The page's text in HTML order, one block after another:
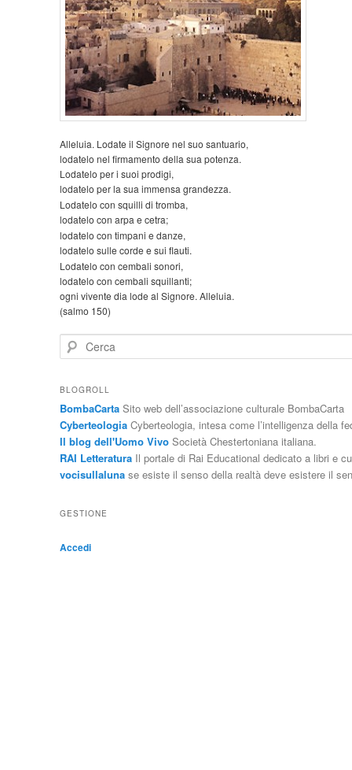
Alleluia. Lodate il Signore nel suo santuario,
lodatelo nel firmamento della sua potenza.
Lodatelo per i suoi prodigi,
lodatelo per la sua immensa grandezza.
Lodatelo con squilli di tromba,
lodatelo con arpa e cetra;
lodatelo con timpani e danze,
lodatelo sulle corde e sui flauti.
Lodatelo con cembali sonori,
lodatelo con cembali squillanti;
ogni vivente dia lode al Signore. Alleluia.
(salmo 150)
e
c
BLOGROLL
BombaCarta Sito web dell’associazione culturale BombaCarta
Cyberteologia Cyberteologia, intesa come l’intelligenza della
Il blog dell'Uomo Vivo Società Chestertoniana italiana.
RAI Letteratura Il portale di Rai Educational dedicato a libri e
vocisullaluna se esiste il senso della realtà deve esistere il
GESTIONE
Accedi